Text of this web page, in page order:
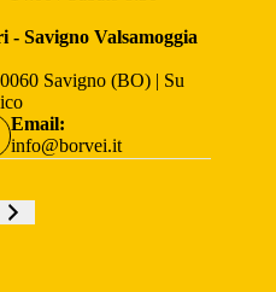
Savigno Valsamoggia
Savigno (BO) | Su
Email:
info@borvei.it